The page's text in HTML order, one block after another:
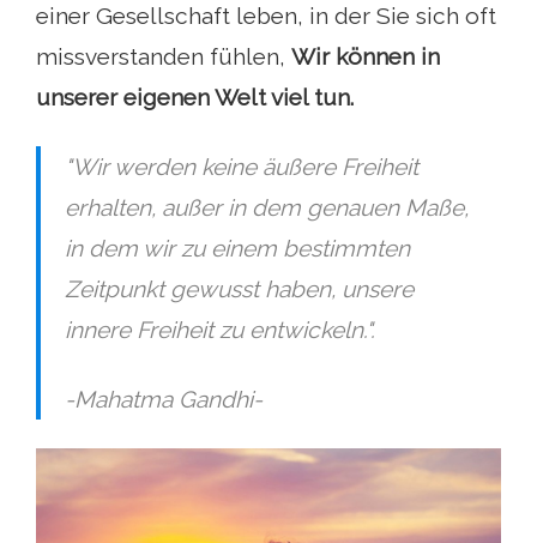
einer Gesellschaft leben, in der Sie sich oft
missverstanden fühlen, Wir können in
unserer eigenen Welt viel tun.
"Wir werden keine äußere Freiheit
erhalten, außer in dem genauen Maße,
in dem wir zu einem bestimmten
Zeitpunkt gewusst haben, unsere
innere Freiheit zu entwickeln.".
-Mahatma Gandhi-